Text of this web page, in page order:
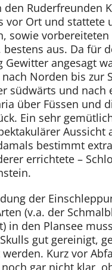
den Ruderfreunden
vor Ort und stattete
sowie
bestens aus. Da für
Gewitter angesagt
nach Norden bis zur
südwärts und nach
über Füssen und
Ein sehr
Aussicht
bestimmt
errichtete –
der
(v.a. der
in den Plansee
gut gereinigt,
Kurz vor
gar nicht klar,